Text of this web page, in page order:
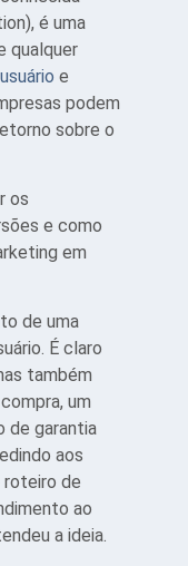
é uma
qualquer
e
podem
sobre o
os
e como
em
de uma
É claro
também
um
de garantia
aos
roteiro de
ao
a ideia.